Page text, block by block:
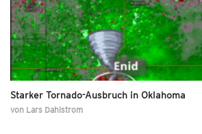
Starker Tornado-Ausbruch in Oklahoma
von Lars Dahlstrom